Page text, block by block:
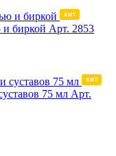
и биркой Арт. 2853
75 мл Арт.